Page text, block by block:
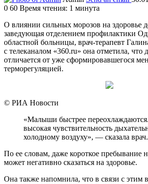
0 60 Время чтения: 1 минута
О влиянии сильных морозов на здоровье
заведующая отделением профилактики
областной больницы, врач-терапевт
с телеканалом «360.ru» она отметила, что
отличается от уже сформировавшегося
терморегуляцией.
© РИА Новости
«Малыши быстрее
высокая чувствительность
холодному воздуху», — сказала врач.
По ее словам, даже короткое пребывание
может негативно сказаться на здоровье.
Она также напомнила, что в связи с этим